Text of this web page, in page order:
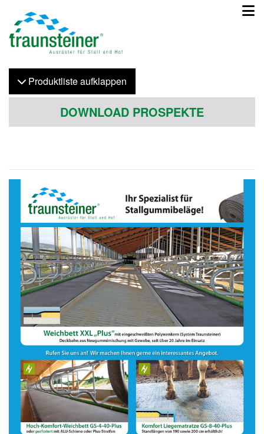
Produktlisteaufklappen
DOWNLOAD PROSPEKTE